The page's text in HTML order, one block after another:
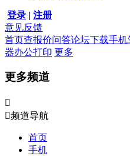
登录 | 注册
意见反馈
首页查报价问答论坛下载手机
器办公打印 更多
更多频道

频道导航
首页
手机